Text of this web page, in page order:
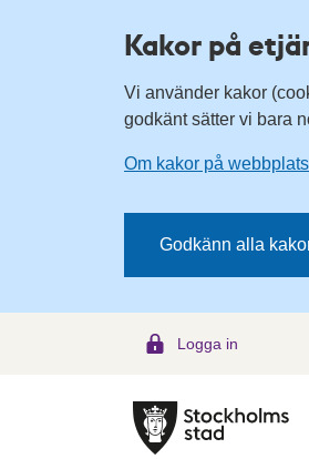
Kakor på
Vi använder kakor
godkänt sätter vi bara
Om kakor på
Godkänn alla
Logga in